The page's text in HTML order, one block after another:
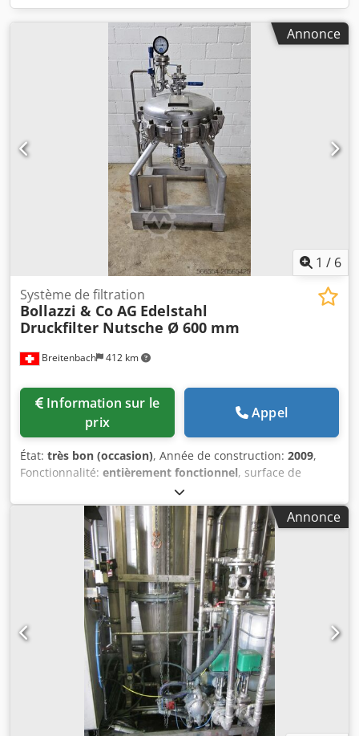
Annonce
1 / 6
Breitenbach 412 km
Système de filtration
Bollazzi & Co AG Edelstahl
Druckfilter Nutsche Ø 600 mm
prix
Appel
État: très bon (occasion), Année de construction: 2009,
Fonctionnalité: entièrement fonctionnel, surface de
, Filtre à pression Nutsche, filtre à vide,
Nutsche sous pression Année de fabrication : 2009 État :
d'occasion Disponibilité : sur stock Documentation :
complète Désignation/type : Filtre à pression Nutsche,
filtre à vide, filtre d'aspiration, capacité 62 litres
Opérationnel : oui Surface de filtration : 0,283 m² Matériau
: acier inoxydable 1.4404 Volume total chambre de
chauffage/refroidissement (L) : 10 Codpjxxxqvjfx Al Djrf
Poids (kg) : 204 Volume total cuve (L) : 62 Température de
service autorisée, cuve (°C) : -20/+150 Pression de service
autorisée, cuve (bar) : -1/+6 Pression de service autorisée,
chauffage (bar) : -1/+6 Température de service autorisée,
chauffage (°C) : -20/+150 Surpression de calcul (bar) : 11,5
Construction porteuse : sur pieds Matériau chauffage :
1.4404 Pays de fabrication : Suisse Accessoires et
Annonce